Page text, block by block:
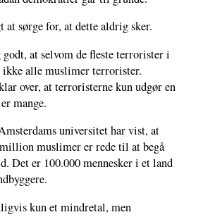
sørge for, at dette aldrig sker.
at selvom de fleste terrorister i
ikke alle muslimer terrorister.
over, at terroristerne kun udgør en
mange.
universitet har vist, at
muslimer er rede til at begå
Det er 100.000 mennesker i et land
kun et mindretal, men